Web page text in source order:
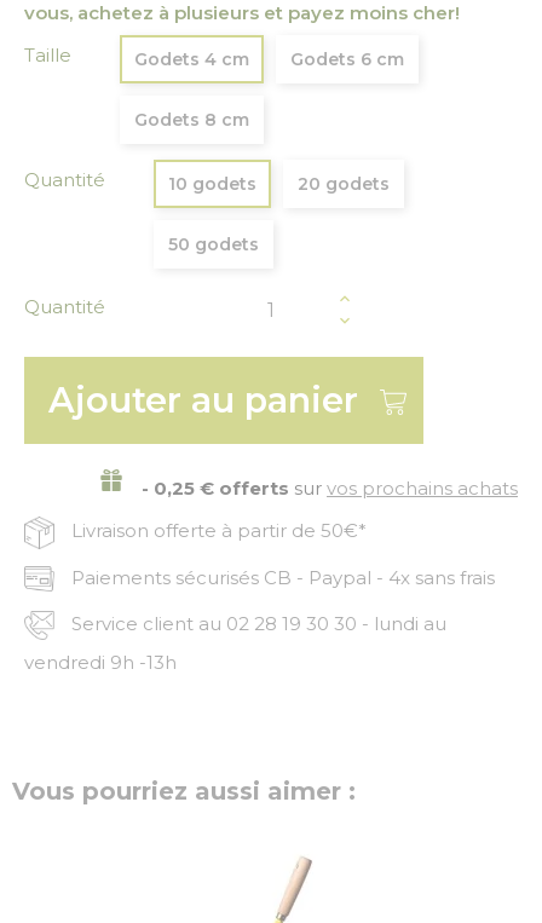
vous, achetez à plusieurs et payez moins cher!
Taille
Godets 4 cm Godets 6 cm
Godets 8 cm
Quantité 10 godets 20 godets
50 godets
Quantité
Ajouter au panier
- 0,25 € offerts sur vos prochains achats
Livraison offerte à partir de 50€*
Paiements sécurisés CB - Paypal - 4x sans frais
Service client au 02 28 19 30 30 - lundi au
vendredi 9h -13h
Vous pourriez aussi aimer :